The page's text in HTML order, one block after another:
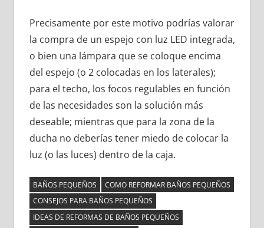
Precisamente por este motivo podrías valorar
la compra de un espejo con luz LED integrada,
o bien una lámpara que se coloque encima
del espejo (o 2 colocadas en los laterales);
para el techo, los focos regulables en función
de las necesidades son la solución más
deseable; mientras que para la zona de la
ducha no deberías tener miedo de colocar la
luz (o las luces) dentro de la caja.
BAÑOS PEQUEÑOS
COMO REFORMAR BAÑOS PEQUEÑOS
CONSEJOS PARA BAÑOS PEQUEÑOS
IDEAS DE REFORMAS DE BAÑOS PEQUEÑOS